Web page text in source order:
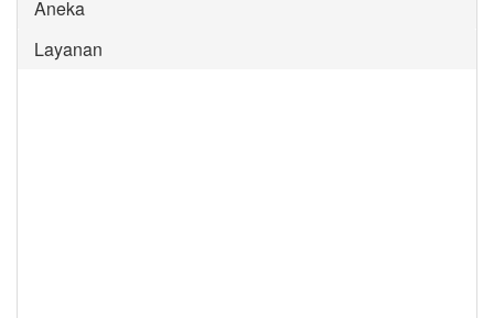
Aneka
Layanan